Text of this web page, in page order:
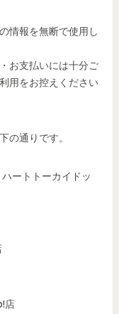
情報を無断で使用し
お支払いには十分ご
用をお控えください
の通りです。
ートトーカイドッ
店